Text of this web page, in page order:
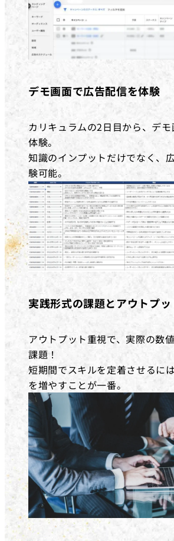
デモ画面で広告配信を体験
カリキュラムの2日目から、デ
体験。
知識のインプットだけでなく、
験可能。
実践形式の課題とアウトプッ
アウトプット重視で、実際の数
課題！
短期間でスキルを定着させるに
を増やすことが一番。